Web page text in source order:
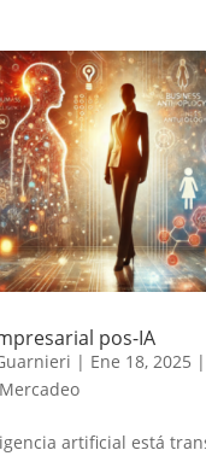
pos-IA
| Ene 18, 2025 |
Mercadeo
artificial está